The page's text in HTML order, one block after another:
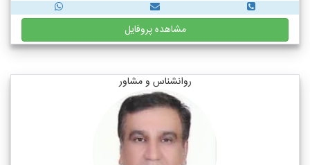
مشاهده پروفایل
روانشناس و مشاور